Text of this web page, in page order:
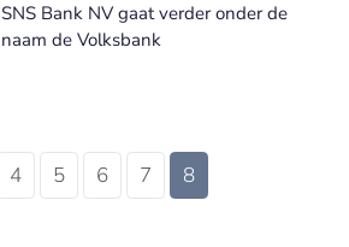
SNS Bank NV gaat verder onder de
naam de Volksbank
4 5 6 7 8